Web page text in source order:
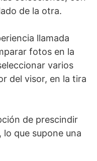
de la otra.
llamada
fotos en la
varios
del visor, en la tira
de prescindir
que supone una